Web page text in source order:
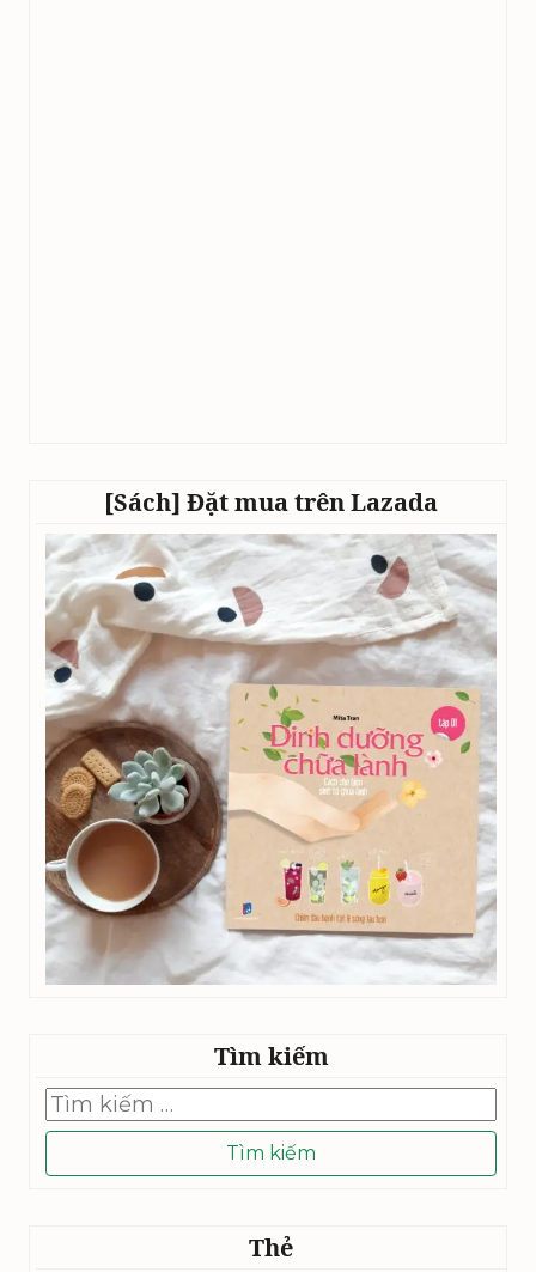
[Sách] Đặt mua trên Lazada
Tìm kiếm
Tìm
kiếm
cho:
Thẻ